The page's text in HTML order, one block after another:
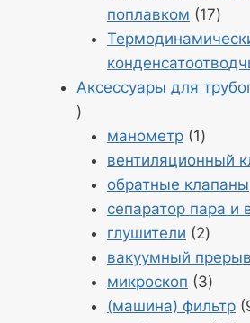
поплавком
17
17
Аксессуары для
Продукт
манометр 1
1
вентиляционный
обратные клапаны
сепаратор пара и
глушители 2
2
вакуумный
микроскоп 3
3
(машина) фильтр